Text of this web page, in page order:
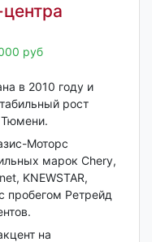
руб
в 2010 году и
рост
Моторс
марок Chery,
KNEWSTAR,
пробегом Ретрейд
на